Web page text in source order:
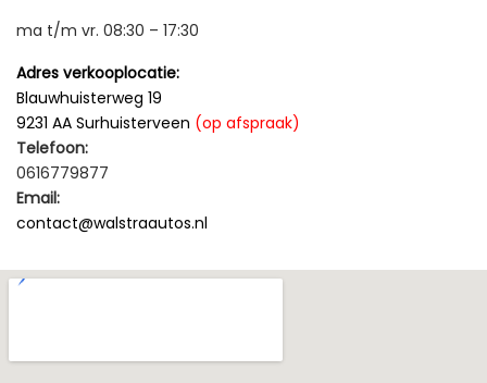
ma t/m vr. 08:30 – 17:30
Adres verkooplocatie:
Blauwhuisterweg 19
9231 AA Surhuisterveen (op afspraak)
Telefoon:
0616779877
Email:
contact@walstraautos.nl